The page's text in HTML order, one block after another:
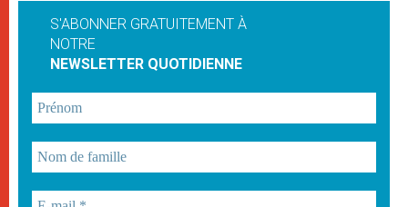
S'ABONNER GRATUITEMENT À
NOTRE
NEWSLETTER QUOTIDIENNE